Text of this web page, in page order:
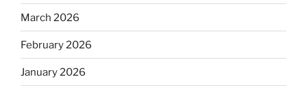
March 2026
February 2026
January 2026